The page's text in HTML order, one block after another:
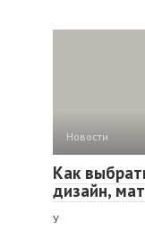
Новости
Как
дизайн,
У